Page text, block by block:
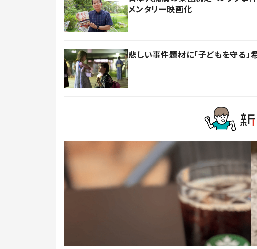
メンタリー映画化
悲しい事件題材に「子どもを守る